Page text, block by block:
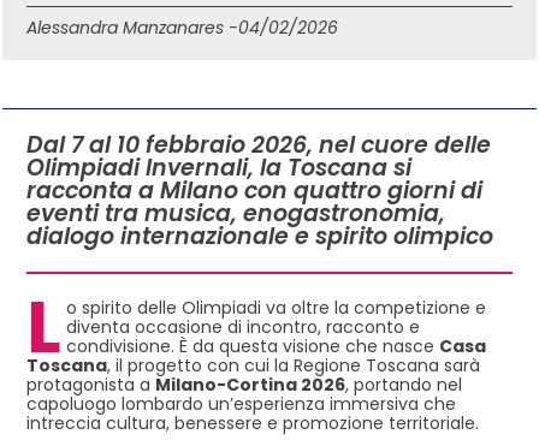
Alessandra Manzanares -04/02/2026
Dal 7 al 10 febbraio 2026, nel cuore delle
Olimpiadi Invernali, la Toscana si
racconta a Milano con quattro giorni di
eventi tra musica, enogastronomia,
dialogo internazionale e spirito olimpico
L o spirito delle Olimpiadi va oltre la competizione e
diventa occasione di incontro, racconto e
condivisione. È da questa visione che nasce Casa
Toscana, il progetto con cui la Regione Toscana sarà
protagonista a Milano-Cortina 2026, portando nel
capoluogo lombardo un’esperienza immersiva che
intreccia cultura, benessere e promozione territoriale.